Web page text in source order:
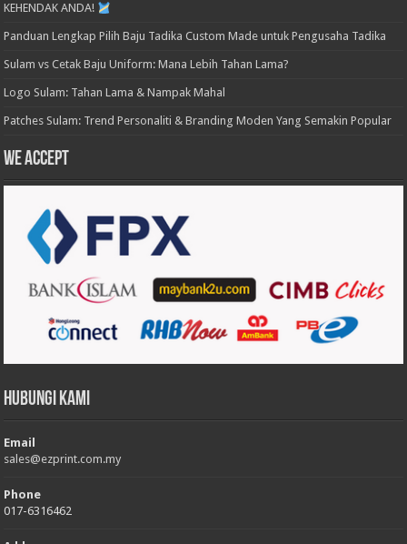
KEHENDAK ANDA!
Panduan Lengkap Pilih Baju Tadika Custom Made untuk Pengusaha Tadika
Sulam vs Cetak Baju Uniform: Mana Lebih Tahan Lama?
Logo Sulam: Tahan Lama & Nampak Mahal
Patches Sulam: Trend Personaliti & Branding Moden Yang Semakin Popular
We accept
Hubungi Kami
Email
sales@ezprint.com.my
Phone
017-6316462